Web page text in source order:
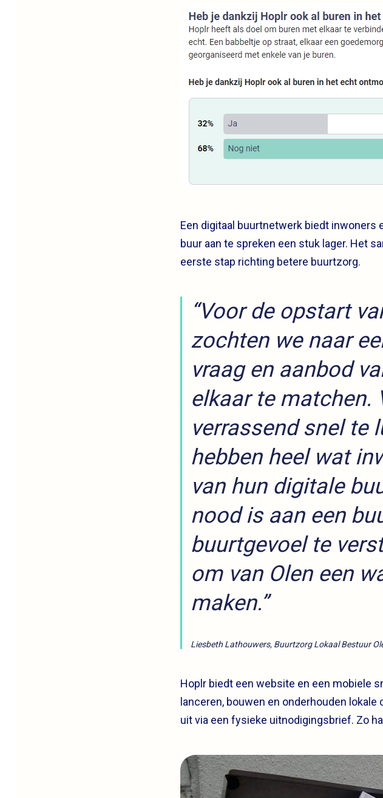
Een digitaal buurtnetwerk biedt inwoners
buur aan te spreken een stuk lager. Het
eerste stap richting betere buurtzorg.
“Voor de opstart
zochten we naar
vraag en aanbod
elkaar te matchen.
verrassend snel te
hebben heel wat
van hun digitale
nood is aan een
buurtgevoel te
om van Olen een
maken.”
Liesbeth Lathouwers, Buurtzorg Lokaal Bestuur
Hoplr biedt een website en een mobiele
lanceren, bouwen en onderhouden
uit via een fysieke uitnodigingsbrief. Zo